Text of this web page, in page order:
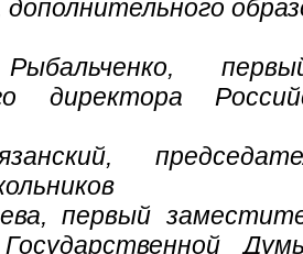
директора
первый